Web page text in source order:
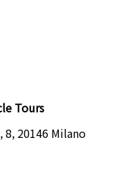
Tours
8, 20146 Milano